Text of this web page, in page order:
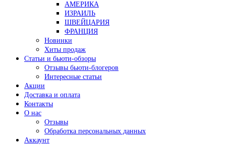
АМЕРИКА
ИЗРАИЛЬ
ШВЕЙЦАРИЯ
ФРАНЦИЯ
Новинки
Хиты продаж
Статьи и бьюти-обзоры
Отзывы бьюти-блогеров
Интересные статьи
Акции
Доставка и оплата
Контакты
О нас
Отзывы
Обработка персональных данных
Аккаунт